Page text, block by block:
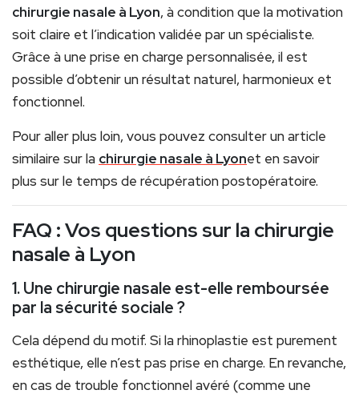
chirurgie nasale à Lyon, à condition que la motivation
soit claire et l’indication validée par un spécialiste.
Grâce à une prise en charge personnalisée, il est
possible d’obtenir un résultat naturel, harmonieux et
fonctionnel.
Pour aller plus loin, vous pouvez consulter un article
similaire sur la chirurgie nasale à Lyonet en savoir
plus sur le temps de récupération postopératoire.
FAQ : Vos questions sur la chirurgie
nasale à Lyon
1. Une chirurgie nasale est-elle remboursée
par la sécurité sociale ?
Cela dépend du motif. Si la rhinoplastie est purement
esthétique, elle n’est pas prise en charge. En revanche,
en cas de trouble fonctionnel avéré (comme une